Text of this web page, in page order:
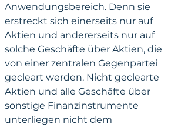
Anwendungsbereich. Denn sie
erstreckt sich einerseits nur auf
Aktien und andererseits nur auf
solche Geschäfte über Aktien, die
von einer zentralen Gegenpartei
gecleart werden. Nicht geclearte
Aktien und alle Geschäfte über
sonstige Finanzinstrumente
unterliegen nicht dem